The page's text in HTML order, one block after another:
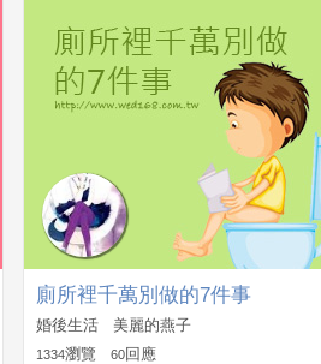
廁所裡千萬別做的7件事
婚後生活 美麗的燕子
1334瀏覽 60回應